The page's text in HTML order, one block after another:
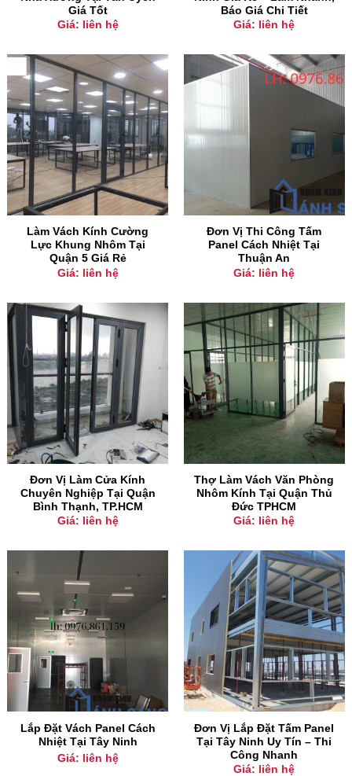
Giá Tốt
Giá: liên hệ
Báo Giá Chi Tiết
Giá: liên hệ
Làm Vách Kính Cường
Lực Khung Nhôm Tại
Quận 5 Giá Rẻ
Giá: liên hệ
Đơn Vị Thi Công Tấm
Panel Cách Nhiệt Tại
Thuận An
Giá: liên hệ
Đơn Vị Làm Cửa Kính
Chuyên Nghiệp Tại Quận
Bình Thạnh, TP.HCM
Giá: liên hệ
Thợ Làm Vách Văn Phòng
Nhôm Kính Tại Quận Thủ
Đức TPHCM
Giá: liên hệ
Lắp Đặt Vách Panel Cách
Nhiệt Tại Tây Ninh
Giá: liên hệ
Đơn Vị Lắp Đặt Tấm Panel
Tại Tây Ninh Uy Tín – Thi
Công Nhanh
Giá: liên hệ